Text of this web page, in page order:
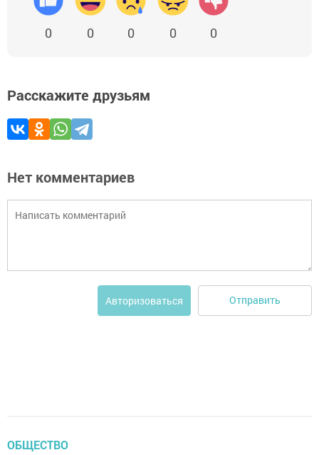
0 0 0 0 0
Расскажите друзьям
Нет комментариев
Авторизоваться Отправить
ОБЩЕСТВО